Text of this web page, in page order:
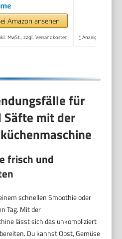
mit 3
und
Amazon ansehen
MwSt., zzgl. Versandkosten * Anzeige
für
Säfte mit der
frisch und
schnellen Smoothie oder
Tag. Mit der
lässt sich das unkompliziert
Du kannst Obst, Gemüse